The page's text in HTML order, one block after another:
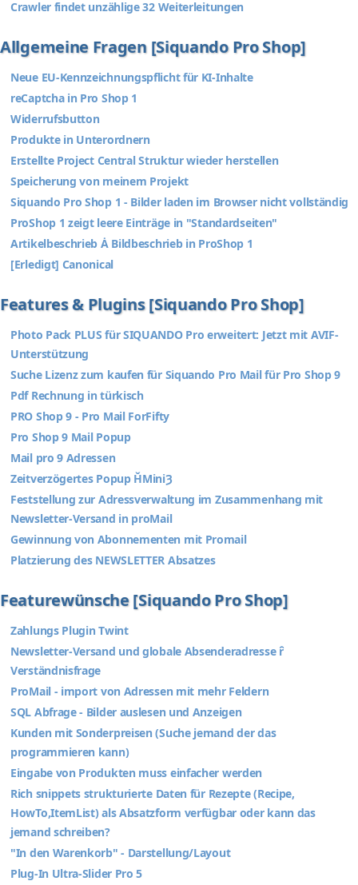
Crawler findet unzählige 32 Weiterleitungen
Allgemeine Fragen [Siquando Pro Shop]
Neue EU-Kennzeichnungspflicht für KI-Inhalte
reCaptcha in Pro Shop 1
Widerrufsbutton
Produkte in Unterordnern
Erstellte Project Central Struktur wieder herstellen
Speicherung von meinem Projekt
Siquando Pro Shop 1 - Bilder laden im Browser nicht vollständig
ProShop 1 zeigt leere Einträge in "Standardseiten"
Artikelbeschrieb Ȧ Bildbeschrieb in ProShop 1
[Erledigt] Canonical
Features & Plugins [Siquando Pro Shop]
Photo Pack PLUS für SIQUANDO Pro erweitert: Jetzt mit AVIF-
Unterstützung
Suche Lizenz zum kaufen für Siquando Pro Mail für Pro Shop 9
Pdf Rechnung in türkisch
PRO Shop 9 - Pro Mail ForFifty
Pro Shop 9 Mail Popup
Mail pro 9 Adressen
Zeitverzögertes Popup ȞMiniȜ
Feststellung zur Adressverwaltung im Zusammenhang mit
Newsletter-Versand in proMail
Gewinnung von Abonnementen mit Promail
Platzierung des NEWSLETTER Absatzes
Featurewünsche [Siquando Pro Shop]
Zahlungs Plugin Twint
Newsletter-Versand und globale Absenderadresse ȓ
Verständnisfrage
ProMail - import von Adressen mit mehr Feldern
SQL Abfrage - Bilder auslesen und Anzeigen
Kunden mit Sonderpreisen (Suche jemand der das
programmieren kann)
Eingabe von Produkten muss einfacher werden
Rich snippets strukturierte Daten für Rezepte (Recipe,
HowTo,ItemList) als Absatzform verfügbar oder kann das
jemand schreiben?
"In den Warenkorb" - Darstellung/Layout
Plug-In Ultra-Slider Pro 5